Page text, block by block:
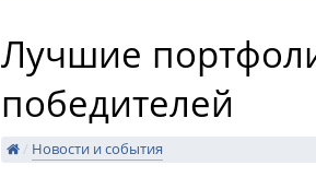
Лучшие
победителей
/ Новости и события